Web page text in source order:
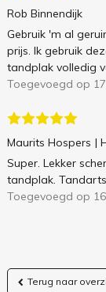
Rob Binnendijk
Gebruik 'm al
prijs. Ik gebruik
tandplak volledig
Toegevoegd op
Maurits Hospers |
Super. Lekker
tandplak.
Toegevoegd op
Terug naar